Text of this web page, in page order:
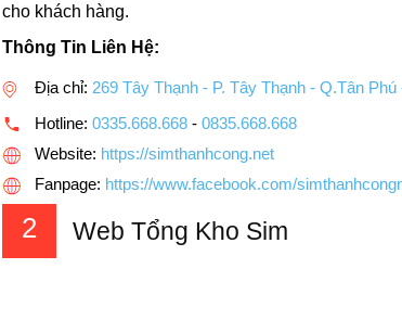
cho khách hàng.
Thông Tin Liên Hệ:
Địa chỉ: 269 Tây Thạnh - P. Tây Thạnh - Q.Tân Phú
Hotline: 0335.668.668 - 0835.668.668
Website: https://simthanhcong.net
Fanpage: https://www.facebook.com/
2 Web Tổng Kho Sim